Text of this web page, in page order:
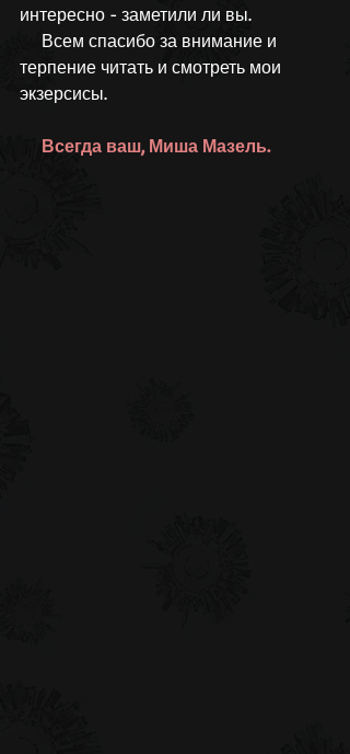
интересно - заметили ли вы.
терпение читать и смотреть мои
экзерсисы.
Всегда ваш, Миша Мазель.